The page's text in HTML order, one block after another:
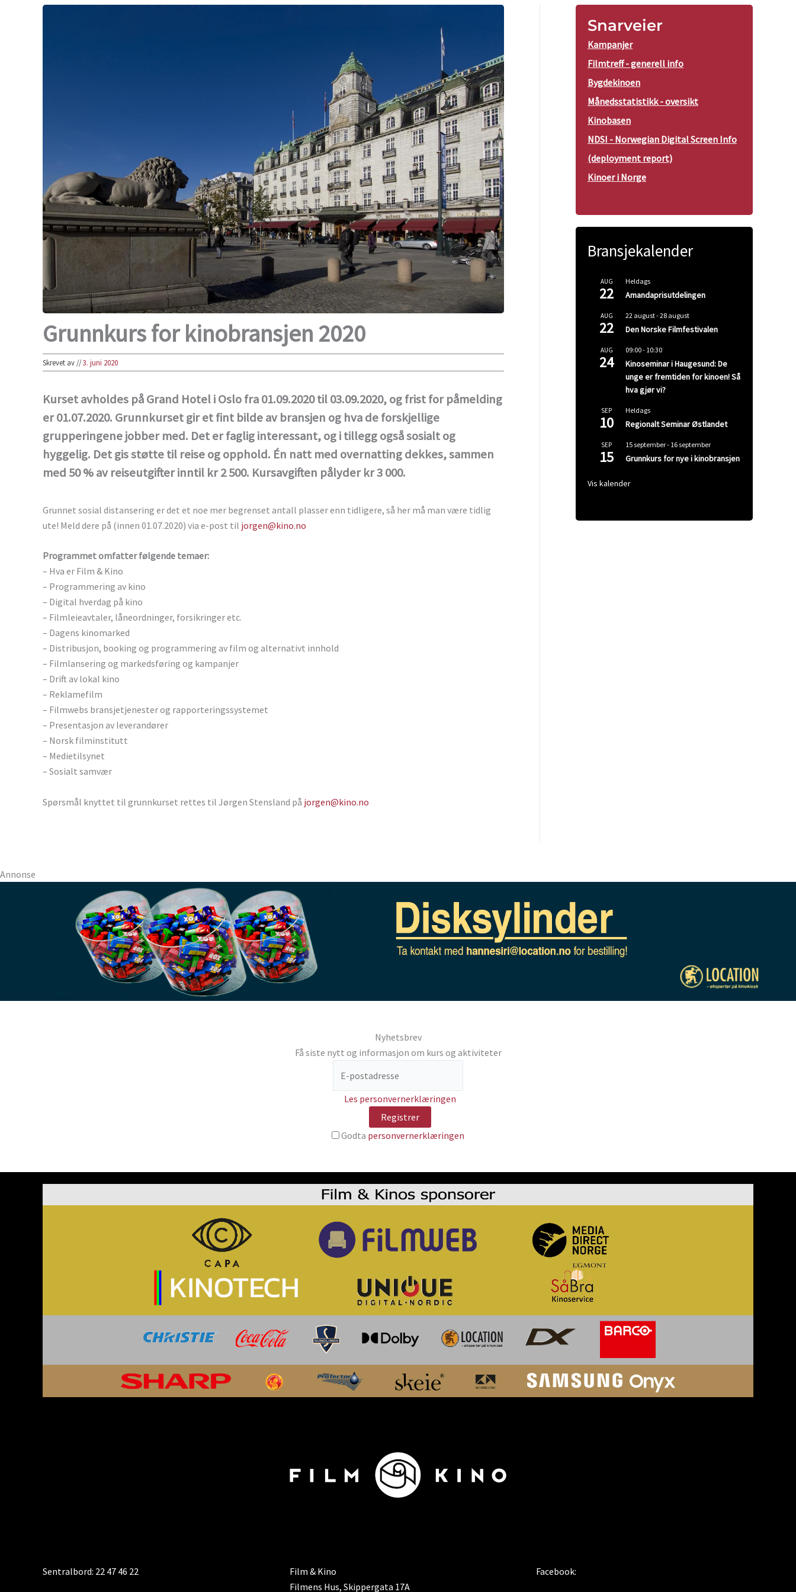
Grunnkurs for kinobransjen 2020
Skrevet av//3. juni 2020
Kurset avholdes på Grand Hotel i Oslo fra 01.09.2020 til 03.09.2020, og frist for påmelding
er 01.07.2020. Grunnkurset gir et fint bilde av bransjen og hva de forskjellige
grupperingene jobber med. Det er faglig interessant, og i tillegg også sosialt og
hyggelig. Det gis støtte til reise og opphold. Én natt med overnatting dekkes, sammen
med 50 % av reiseutgifter inntil kr 2 500. Kursavgiften pålyder kr 3 000.
Grunnet sosial distansering er det et noe mer begrenset antall plasser enn tidligere, så her må man være tidlig
ute! Meld dere på (innen 01.07.2020) via e-post til jorgen@kino.no
Programmet omfatter følgende temaer:
– Hva er Film & Kino
– Programmering av kino
– Digital hverdag på kino
– Filmleieavtaler, låneordninger, forsikringer etc.
– Dagens kinomarked
– Distribusjon, booking og programmering av film og alternativt innhold
– Filmlansering og markedsføring og kampanjer
– Drift av lokal kino
– Reklamefilm
– Filmwebs bransjetjenester og rapporteringssystemet
– Presentasjon av leverandører
– Norsk filminstitutt
– Medietilsynet
– Sosialt samvær
Spørsmål knyttet til grunnkurset rettes til Jørgen Stensland på jorgen@kino.no
Snarveier
Kampanjer
Filmtreff - generell info
Bygdekinoen
Månedsstatistikk - oversikt
Kinobasen
NDSI - Norwegian Digital Screen Info
(deployment report)
Kinoer i Norge
Bransjekalender
AUG
22
Heldags
Amandaprisutdelingen
AUG
22
22 august-28 august
Den Norske Filmfestivalen
AUG
24
09:00- 10:30
Kinoseminar i Haugesund: De
unge er fremtiden for kinoen! Så
hva gjør vi?
SEP
10
Heldags
Regionalt Seminar Østlandet
SEP
15
15 september- 16 september
Grunnkurs for nye i kinobransjen
Vis kalender
Annonse
Nyhetsbrev
Få siste nytt og informasjon om kurs og aktiviteter
Les personvernerklæringen
Godta personvernerklæringen
Sentralbord: 22 47 46 22
Film & Kino
Filmens Hus, Skippergata 17A
Facebook: